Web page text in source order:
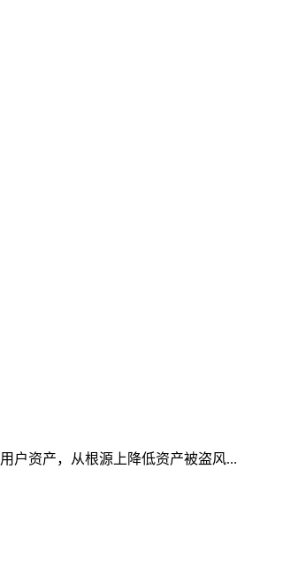
户资产，从根源上降低资产被盗风...